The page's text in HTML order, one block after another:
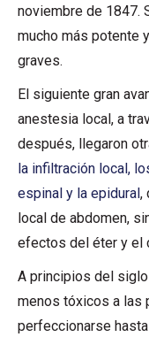
noviembre de 1847.
mucho más potente
graves.
El siguiente gran
anestesia local, a
después, llegaron
la infiltración local,
espinal y la epidural ,
local de abdomen,
efectos del éter y el
A principios del
menos tóxicos a las
perfeccionarse